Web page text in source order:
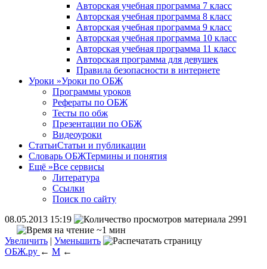
Авторская учебная программа 7 класс
Авторская учебная программа 8 класс
Авторская учебная программа 9 класс
Авторская учебная программа 10 класс
Авторская учебная программа 11 класс
Авторская программа для девушек
Правила безопасности в интернете
Уроки »Уроки по ОБЖ
Программы уроков
Рефераты по ОБЖ
Тесты по обж
Презентации по ОБЖ
Видеоуроки
СтатьиСтатьи и публикации
Словарь ОБЖТермины и понятия
Ещё »Все сервисы
Литература
Ссылки
Поиск по сайту
08.05.2013 15:19
2991
~1 мин
Увеличить | Уменьшить
ОБЖ.ру ← М ←